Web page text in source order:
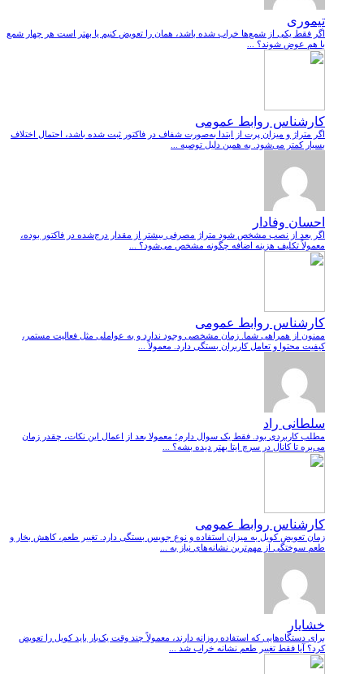
تیموری
اگر فقط یکی از شمع‌ها خراب شده باشد، همان را تعویض کنیم یا بهتر است هر چهار شمع
با هم عوض شوند؟ ...
کارشناس روابط عمومی
اگر متراژ و میزان پرت از ابتدا به‌صورت شفاف در فاکتور ثبت شده باشد، احتمال اختلاف
بسیار کمتر می‌شود. به همین دلیل توصیه ...
احسان وفادار
اگر بعد از نصب مشخص شود متراژ مصرفی بیشتر از مقدار درج‌شده در فاکتور بوده،
معمولاً تکلیف هزینه اضافه چگونه مشخص می‌شود؟ ...
کارشناس روابط عمومی
ممنون از همراهی شما. زمان مشخصی وجود ندارد و به عواملی مثل فعالیت مستمر،
کیفیت محتوا و تعامل کاربران بستگی دارد. معمولاً ...
سلطانی راد
مطلب کاربردی بود. فقط یک سوال دارم؛ معمولا بعد از اعمال این نکات، چقدر زمان
می‌بره تا کانال در سرچ ایتا بهتر دیده بشه؟ ...
کارشناس روابط عمومی
زمان تعویض کویل به میزان استفاده و نوع جویس بستگی دارد. تغییر طعم، کاهش بخار و
طعم سوختگی از مهم‌ترین نشانه‌های نیاز به ...
خشایار
برای دستگاه‌هایی که استفاده روزانه دارند، معمولاً چند وقت یک‌بار باید کویل را تعویض
کرد؟ آیا فقط تغییر طعم نشانه خراب شد ...